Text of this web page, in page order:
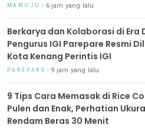
MAMUJU 6 jam yang lalu
Berkarya dan Kolaborasi di Era
Pengurus IGI Parepare Resmi
Kota Kenang Perintis IGI
PAREPARE 9 jam yang lalu
9 Tips Cara Memasak di Rice
Pulen dan Enak, Perhatian
Rendam Beras 30 Menit